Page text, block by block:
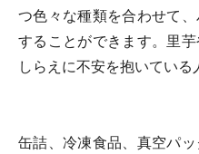
つ色々な種類を合わせて
することができます。里
しらえに不安を抱いている
缶詰、冷凍食品、真空パッ